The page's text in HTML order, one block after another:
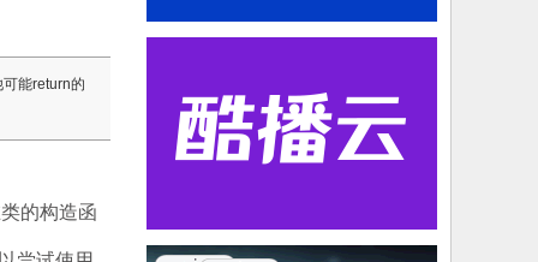
视频说明书
产品视频说明书，产品安装应用视
能return的
的构造函